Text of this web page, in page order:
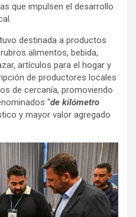
que impulsen el desarrollo
destinada a productos
alimentos, bebida,
artículos para el hogar y
de productores locales
de cercanía, promoviendo
“de kilómetro
y mayor valor agregado